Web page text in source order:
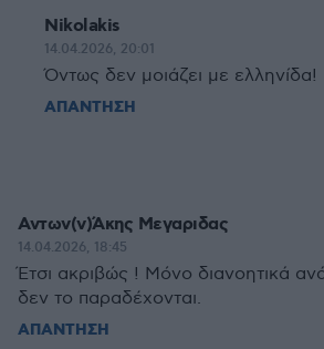
Nikolakis
14.04.2026, 20:01
Όντως δεν μοιάζει με ελληνίδα!
ΑΠΑΝΤΗΣΗ
Αντων(ν)Άκης Μεγαριδας
14.04.2026, 18:45
Έτσι ακριβώς ! Μόνο διανοητικά
δεν το παραδέχονται.
ΑΠΑΝΤΗΣΗ